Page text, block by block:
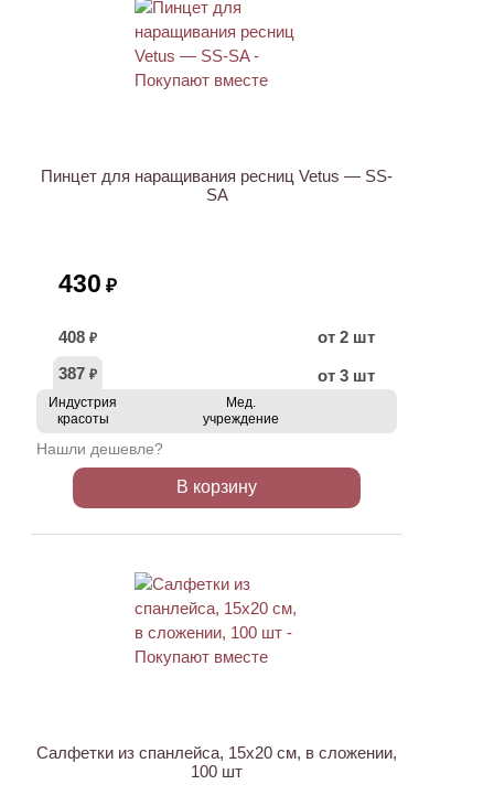
Пинцет для наращивания ресниц Vetus — SS-
SA
430 ₽
408 ₽
от 2 шт
387 ₽ от 3 шт
Индустрия
красоты
Мед.
учреждение
Нашли дешевле?
В корзину
Салфетки из спанлейса, 15х20 см, в сложении,
100 шт